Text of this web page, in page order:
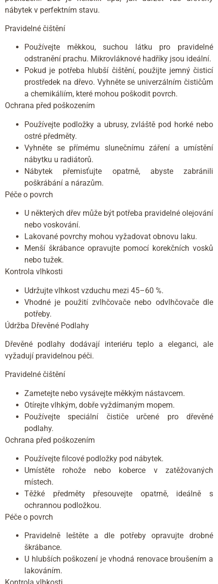
nábytek v perfektním stavu.
Pravidelné čištění
Používejte měkkou, suchou látku pro pravidelné
odstranění prachu. Mikrovláknové hadříky jsou ideální.
Pokud je potřeba hlubší čištění, použijte jemný čisticí
prostředek na dřevo. Vyhněte se univerzálním čističům
a chemikáliím, které mohou poškodit povrch.
Ochrana před poškozením
Používejte podložky a ubrusy, zvláště pod horké nebo
ostré předměty.
Vyhněte se přímému slunečnímu záření a umístění
nábytku u radiátorů.
Nábytek přemisťujte opatrně, abyste zabránili
poškrábání a nárazům.
Péče o povrch
U některých dřev může být potřeba pravidelné olejování
nebo voskování.
Lakované povrchy mohou vyžadovat obnovu laku.
Menší škrábance opravujte pomocí korekčních vosků
nebo tužek.
Kontrola vlhkosti
Udržujte vlhkost vzduchu mezi 45–60 %.
Vhodné je použití zvlhčovače nebo odvlhčovače dle
potřeby.
Údržba Dřevěné Podlahy
Dřevěné podlahy dodávají interiéru teplo a eleganci, ale
vyžadují pravidelnou péči.
Pravidelné čištění
Zametejte nebo vysávejte měkkým nástavcem.
Otírejte vlhkým, dobře vyždímaným mopem.
Používejte speciální čističe určené pro dřevěné
podlahy.
Ochrana před poškozením
Používejte filcové podložky pod nábytek.
Umístěte rohože nebo koberce v zatěžovaných
místech.
Těžké předměty přesouvejte opatrně, ideálně s
ochrannou podložkou.
Péče o povrch
Pravidelně leštěte a dle potřeby opravujte drobné
škrábance.
U hlubších poškození je vhodná renovace broušením a
lakováním.